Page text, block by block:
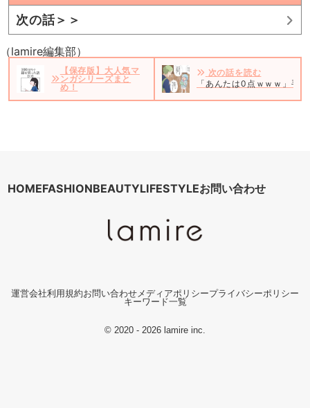
次の話＞＞
（lamire編集部）
【保存版】大人気マ
ンガシリーズまと
め！
次の話を読む
「あんたは0点ｗｗｗ」手
HOMEFASHIONBEAUTYLIFESTYLEお問い合わせ
運営会社利用規約お問い合わせ メディアポリシープライバシーポリシー
キーワード一覧
© 2020 - 2026 lamire inc.